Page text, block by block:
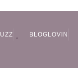
BLOGLOVIN